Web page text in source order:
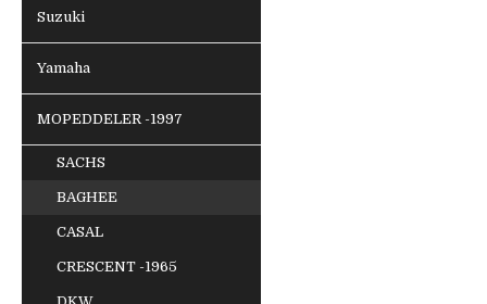
Suzuki
Yamaha
MOPEDDELER -1997
SACHS
BAGHEE
CASAL
CRESCENT -1965